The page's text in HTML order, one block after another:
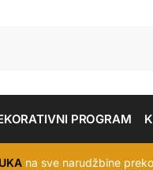
PROGRAM
na sve narudžbine